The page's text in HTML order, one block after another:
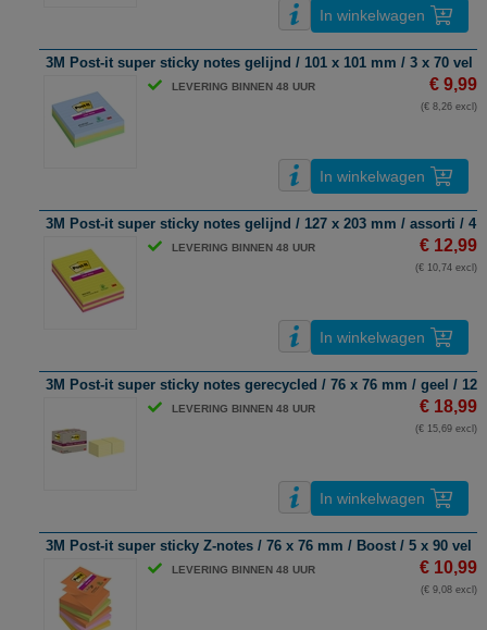
In winkelwagen
3M Post-it super sticky notes gelijnd / 101 x 101 mm / 3 x 70 vel
LEVERING BINNEN 48 UUR € 9,99
(€ 8,26 excl)
In winkelwagen
3M Post-it super sticky notes gelijnd / 127 x 203 mm / assorti / 4
LEVERING BINNEN 48 UUR € 12,99
(€ 10,74 excl)
In winkelwagen
3M Post-it super sticky notes gerecycled / 76 x 76 mm / geel / 12
LEVERING BINNEN 48 UUR € 18,99
(€ 15,69 excl)
In winkelwagen
3M Post-it super sticky Z-notes / 76 x 76 mm / Boost / 5 x 90 vel
LEVERING BINNEN 48 UUR € 10,99
(€ 9,08 excl)